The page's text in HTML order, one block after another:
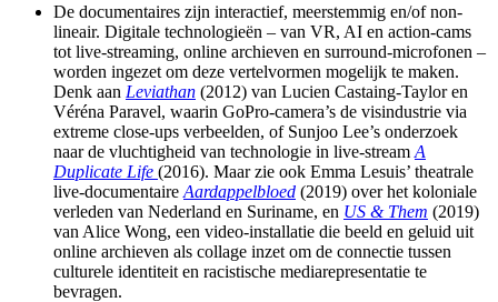
De documentaires zijn interactief, meerstemmig en/of non-
lineair. Digitale technologieën – van VR, AI en action-cams
tot live-streaming, online archieven en surround-microfonen –
worden ingezet om deze vertelvormen mogelijk te maken.
Denk aan Leviathan (2012) van Lucien Castaing-Taylor en
Véréna Paravel, waarin GoPro-camera’s de visindustrie via
extreme close-ups verbeelden, of Sunjoo Lee’s onderzoek
naar de vluchtigheid van technologie in live-stream A
Duplicate Life (2016). Maar zie ook Emma Lesuis’ theatrale
live-documentaire Aardappelbloed (2019) over het koloniale
verleden van Nederland en Suriname, en US & Them (2019)
van Alice Wong, een video-installatie die beeld en geluid uit
online archieven als collage inzet om de connectie tussen
culturele identiteit en racistische mediarepresentatie te
bevragen.